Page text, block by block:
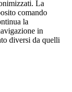
La
comando
la
in
diversi da quelli